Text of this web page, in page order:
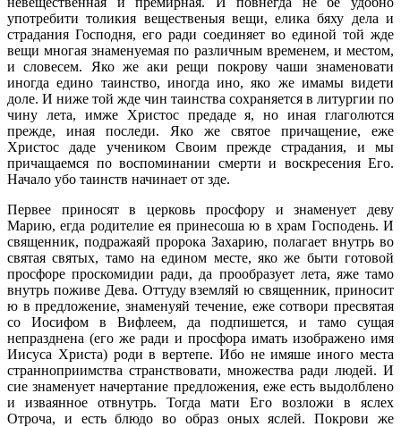
употребити толикия вещественыя вещи, елика бяху дела и
страдания Господня, его ради соединяет во единой той жде
вещи многая знаменуемая по различным временем, и местом,
и словесем. Яко же аки рещи покрову чаши знаменовати
иногда едино таинство, иногда ино, яко же имамы видети
доле. И ниже той жде чин таинства сохраняется в литургии по
чину лета, имже Христос предаде я, но иная глаголются
прежде, иная последи. Яко же святое причащение, еже
Христос даде учеником Своим прежде страдания, и мы
причащаемся по воспоминании смерти и воскресения Его.
Начало убо таинств начинает от зде.
Первее приносят в церковь просфору и знаменует деву Марию, егда родителие ея принесоша ю в храм Господень. И священник, подражаяй пророка Захарию, полагает внутрь во святая святых, тамо на едином месте, яко же быти готовой просфоре проскомидии ради, да прообразует лета, яже тамо внутрь поживе Дева. Оттуду вземляй ю священник, приносит ю в предложение, знаменуяй течение, еже сотвори пресвятая со Иосифом в Вифлеем, да подпишется, и тамо сущая непразднена (его же ради и просфора имать изображено имя Иисуса Христа) роди в вертепе. Ибо не имяше иного места странноприимства странствовати, множества ради людей. И сие знаменует начертание предложения, еже есть выдолблено и изваянное отвнутрь. Тогда мати Его возложи в яслех Отроча, и есть блюдо во образ оных яслей. Покрови же являютъ пелены, о них же глаголет Лука, яко обви Его пеленами и возложи Его въ яслех. Звездица же являет звезду, яже явися волхвом. Кадилница же и кадило, еже влагает в ню, носят образ даров волхвовымх: злата, и Ливана, и смирны. Но понеже пророк Исайа глаголет, яко егда Сын (сиречь Божий) бысть Отроча и дадеся нам, имяше начало, сиречь царствие на раме своем, — еже являет крест, им же воцарися в языцех. И Сам Христос глаголет, яко не родися человек иного ради конца, токмо да умрет: ибо Сын человеческий не прииде служим быти, — но служити и дати душю Свою избавление вместо многих. Сего ради Церковь соединяет во едино время и место воспоминание рожества и смерти Иисусовы. Наипаче, егда раждает Его от Девы, вземлет его копием, глаголющи: «яко овча приведеся» и прочая словеса владычняго страдания, елика предрекоша пророци, яко имут быти, и апостоли свидетелствоваша, яко быша. И повнегда священник изобразит заклание Иисусово в мягкости хлеба, яко в гортани агнца, — тако бо закаляется агнец: гортанию, обращенною вспять, — прободает и одесную ребро Его. И повнегда изыде кровь и вода, Иоанн же, предстояй, виде а; взят (якоже пишут нецыи) от сосудов оных, иже имяху желчь и оцет, и во оном сохрани кровь Христову и воду. И соблюдаются в некихъ местех даже доднесь. Во образ же сосуда оного имать Церковь святую чашю, в нюже вливает ныне в начале вино и воду. Последи же от освящения бывает образ оныя чаши, ею же Господь преподаде учеником кровь Свою. И по двема сима таинствома, сиречь рожеству и распятию, бывает предложение, да знаменует две вещи: вертеп за едино и голгофа — за другое; и покрови подобие за Рожество, убо являют пелены, за крест же — новая плащаница и сударий. Воспоминаем еще в предложении, яко Сей рождейся и распныйся Иисус воцарися крестом во всех языцех, и Царствия Его не будет конца. И понеже Он моли Отца Своего, яко идеже есть Он, да будут и слуги Его, сего ради полагаем окрест Его вся чины святых, начинающе от Девы, яже предстоит одесную Его, и под оною — частицы Предтечи и святых по чину: апостолов и пророков, мучеников и учителей, и прочих, во образ троический, яко же предстоят Ему и чинове ангельстии на небеси. Понеже священнодействие по нам есть подражание небеснаго священноначалиа, яко же глаголет священный Дионисий Ареопагит. Доле же троических сих собраний полагаем еще частицы живых и усопших, ихже хощем, воспоминающе, яко имать прийти Судия живых и мертвых Иисус Сей. И по сему паки предложение являет престол Царствия Господа нашего Иисуса Христа и престол благодати Его, ему же ныне убо предстоим, просяще оставление грехов наших, будущему же пришествию имамы предстояти воздати слово дел наших. От сих четырех вещей, их же воспоминание творим во святом предложении: сиречь рожества, страдания, престола благодати и престола суда – иная оставляем во своя времена и места. И обращаемся в рожество, и от него начинает божественая литургиа сим образом. Первие убо, кадя священник святое же предложение и весь жертвеник, благодарит Бога и Спаса нашего Иисуса Христа, Иже тако восхоте и тако повеле, да будет; таже возсылаяй к человеколюбию Его славу ону, юже ангели даша в рожестве Его, еже: слава в вышних Богу, тайно. Ибо и ангели токмо пастырем особно открыта е. Затворяет нижний двери, завес же оставляет отверст, сиречь горнюю дверь, да покажет, яко долний мир и народ многий простый не познаше тогда вначале рожество Христово и смотрение Его, — токмо высоции и боговиднии, им же и откры е, яко же бяху пророци и патриарси, Дева и Иосиф, пастырие, волхвы. И тогда глаголет: «Благословено царство Отца и Сына и святаго Духа». Понеже воплощенным смотрением навыкохом таинство святыя Троицы. И вечерню убо, яже знаменует темный разум и началный боговидения нашего, начинаем со еже: благословен Бог наш. Утренюю же, яже являет свет древняго закона, со еже: слава святей, и единосущней, и животворящей, и неразделней Троице. Святую же литургию, со еже: благословено царство Отца, и Сына, и Святаго Духа. Ибо первие изыдохом от идолослужения, внегда познавати, яко есть Бог истинный в мире, Творец всея твари. Второе, яко есть триипостасный, по сенным проповеданием пророческим. Последи же, по вочеловечении Слова Божия, открыся яве нам, яко три сия ипостаси Божества иныя не суть, токмо Отец, Сын и Дух Святый, — в них же крестившеся, совершихомся в боговидение. По сем глаголются мирная и молитвы. Ибо несть токмо божественная литургия воспоминание Христовых страданий (яко же рехом), но и ходатайство к Богу о наших гресех. И тогда певцы, образующе пророки, поют от древняго Писания: благослови, душе моя, Господа. И хвали, душе моя, Господа. Ибо аще и воплощенное Слова смотрение бе утаенное от иных человеков (якоже речеся), но пророком и праотцем бе открытое и чаемое и воспевашеся. И во елико глаголются песни сия, подлагаем, яко Христос воспитася и нача проповедание Евангелиа. И первое учение, еже сотвори, и яви Себе в мир, бе, еже: блажени нищий духом и прочая. И тогда отверзаются и долнии двери, и стоит священник пред ними, зря к людем, да знаменует Христа, проповедающа Евангелие народу. Но понеже не стояше токмо во Иерусалиме проповедатися, но хождаше и во иная места и страны, яко же глаголаше: «идем в ближния веси и грады, да и тамо проповедаю, на сие бо изыдох», сего ради священник, нося въ руце своей евангелие, исходит вон к людем, и глаголет: «премудрость, прости!». Сиречь: сие Евангелие есть истинная и правая премудрость, и неложная, и не яко оная еллинская, яже водяше человеки во идолослужение. И мы, язычестии людие, показующе, яко с радостию прияхом Евангелие, отвещаем, поюще: «приидите, поклонимся». Прейдет же священику лампада, и сия знаменует и предтечю Иоанна, о нем же писано есть: уготовах светилник Христу моему’, и вкупе с ним и иныя пророки, иже прежде Христа проповедаху пришествие Его. Являет же еще лампада сия, яко светилник ногам нашим есть закон сей Божий, и еже: ходите, дондеже свет имате, и веруйте въ свет, да сынове света будете. Проповедаяй же Иисус Евангелие, собра апостолы, и посла я, да проповедают и тии слово Его. Сего ради чтется Апостол. И паки Иисус благовествовашеся и чюдотворяше, — сего ради чтется Евангелие, — или от диакона, иже являет апостолы, или от священника, иже предпоставляет Христа. Еже Евангелие обдержит иногда убо учение Господне, иногда же чюдеса. Между же апостолом и Евангелием дается кадило, ибо слово Божие проповедуемое обоняет Церковь, о немже глаголаше Павел, учитель языков: Христово благоухание есмы Богови384. Даже до зде суть таинства, яже бывают, егда служит токмо священник, или и с диаконом. От них же яве бывает, когда подобает отверзатися великим дверем святаго олтаря, сиречь егда начинают блаженна. И стоят отверзены, дондеже начнут оглашенна. И тогда затворяются долнии двери. Ибо закрываются святая от оглашенных. Егда же архиерей служит, тогда поминаем и иная таинства. Ибо внегда архиерей облачится во священническую одежду вне жертвеника пред людми, являет Христа, пришедша в мир, да взыщет заблуждбшее Свое овча в горах. И остави на Небеси девятьдесятъ девять незаблуждыпыя, сиречь небесныя ангелы. Небо же сенно пишется от святаго олтаря. Обрет убо Иисус овча Свое на земли, взят е на Своя два рамена, сиреч на божество и человечество. Сего ради и архиерей налагает на два своя рамена омофории свои. Стоят же окрест его вси священници его и диакони, служаще по чину своему, яко ангели, иже служаху Христу на горе по крещении его, и по победе на диавола. Яко же Писание глаголет, яко: се, ангели приидоша и служаху Ему. Стоит же примикирий пред ним с лампадою, возженною; Господь бо глаголет: Аз есмь свет мира. И о апостолех Своих подобие глаголет: «Вы есте свет мира и тако да просветится свет ваш пред человеки». Сущу же архиерею вне святаго олтаря, двери святаго олтаря стоят отверзены изначала, являющыя врата небесная, яже отверзошася пришествием Христовым в мир. Его же ради рече Господь: «Отселе узрите Небо отверсто и ангелы Божия восходящыя и низходящыя на Сына человеческаго». И понеже, егда исполни проповедь Евангелиа, Господь взыде к Отцу Своему, по реченному от Него: «дело соверших, еже дал еси мне, да сотворю е; ныне же к Тебе гряду», грядет и архиерей по еже «премудрость, прости!» внити во святая святых, оставляли прежде благословение свое миру. Ибо и Христос, въземлься на небеса, воздвиг руце Свои, благослови ученики Своя. Входяй же целует святыя иконы, да покажет, яко Им примирихомся Богу и Отцу. И тако входит, исполняли образ слова оного, о нем же глаголет Павел, яко в не рукотворенная святая вниде Христос, местообразная истинных, но в самое небо явитися лицу Божию о нас. И егда достиже даже до Ветхаго дней, и пред Ним принесеся (яко же глаголет Даниил пророк), дадеся Ему начало, и честь, и царство. Сиречь особная оная слава, иже имяше и прежде вочеловечения, иже и еще обретайся в мире прошаше от Отца Своего, рек: «И ныне прослави мя Ты, Отче, у Тебе Самого славою, иже имех у тебе прежде мир не бысть». Сего ради ангели, покланяйщеся Ему, воспеваша Ему тою же песнию, ею же и прежде прославляху его, сиречь, еже: свят, свят, свят, ниже приложивше, ниже отложивше что от трисвятаго славословия. Сия и мы, яже от языков церковь подражающе, трисвятую песнь поем, емлюще, еже убо: «свят, свят, свят» — от серафимов, яже виде Ис